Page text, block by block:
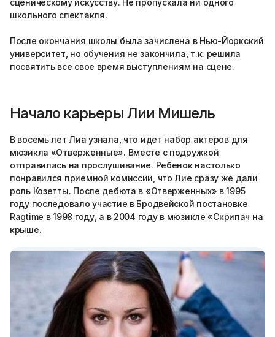
сценическому искусству. Не пропускала ни одного
школьного спектакля.
После окончания школы была зачислена в Нью-Йоркский
университет, но обучения не закончила, т.к. решила
посвятить все свое время выступлениям на сцене.
Начало карьеры Лии Мишель
В восемь лет Лиа узнала, что идет набор актеров для
мюзикла «Отверженные». Вместе с подружкой
отправилась на прослушивание. Ребенок настолько
понравился приемной комиссии, что Лие сразу же дали
роль Козетты. После дебюта в «Отверженных» в 1995
году последовало участие в Бродвейской постановке
Ragtime в 1998 году, а в 2004 году в мюзикле «Скрипач на
крыше.